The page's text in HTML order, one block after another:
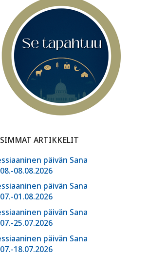
ARTIKKELIT
päivän Sana
08.08.2026
päivän Sana
01.08.2026
päivän Sana
25.07.2026
päivän Sana
18.07.2026